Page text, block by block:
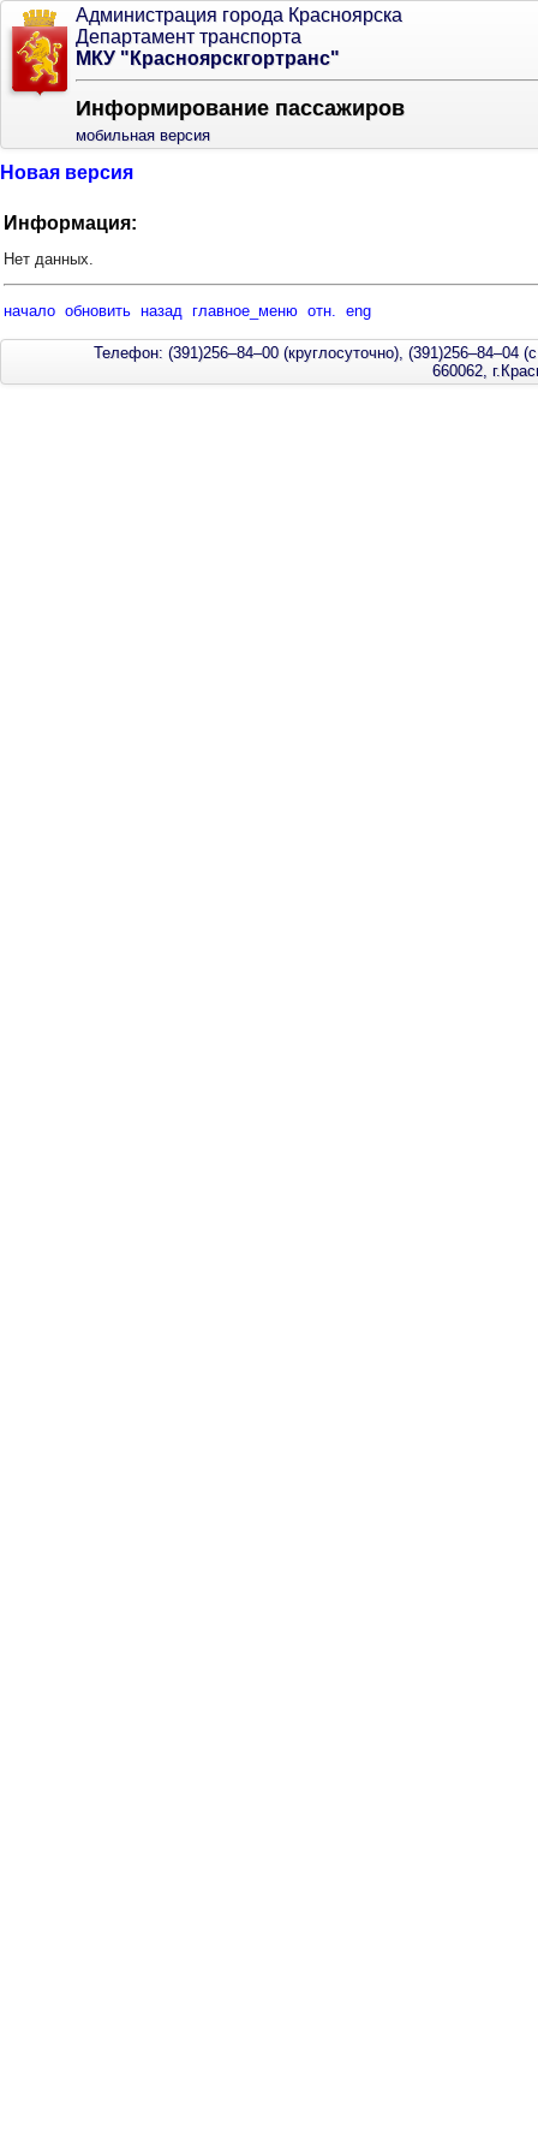
Администрация города Красноярска
Департамент транспорта
МКУ "Красноярскгортранс"
Информирование пассажиров
мобильная версия
Новая версия
Информация:
Нет данных.
начало обновить назад главное_меню отн. eng
Телефон: (391)256–84–00 (круглосуточно), (391)256–84–04
660062,